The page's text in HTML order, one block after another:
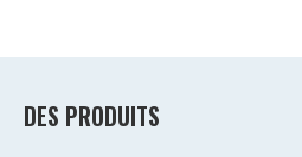
DES PRODUITS